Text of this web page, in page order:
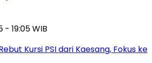
- 19:05 WIB
Kursi PSI dari Kaesang, Fokus ke